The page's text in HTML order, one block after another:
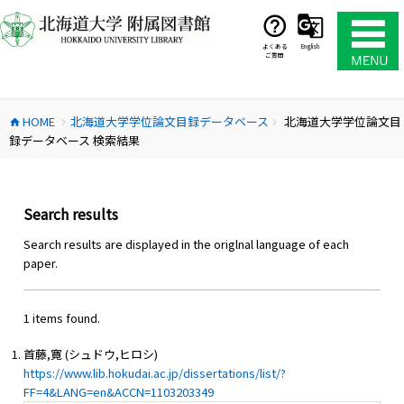
ン
テ
ス
キ
よくある
ご質問
English
home HOME chevron_right 北海道大学学位論文目録データベース chevron_right
北海道大学学位論文目
録データベース 検索結果
Search results
Search results are displayed in the origlnal language of each
paper.
1 items found.
首藤,寛 (シュドウ,ヒロシ)
https://www.lib.hokudai.ac.jp/dissertations/list/?
FF=4&LANG=en&ACCN=1103203349